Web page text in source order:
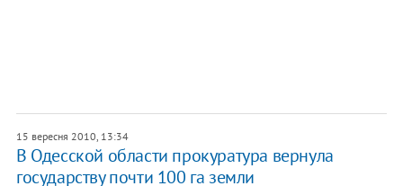
15 вересня 2010, 13:34
В Одесской области прокуратура вернула
государству почти 100 га земли